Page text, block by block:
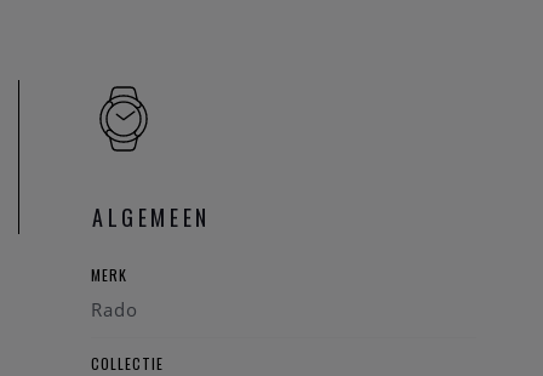
ALGEMEEN
MERK
Rado
COLLECTIE